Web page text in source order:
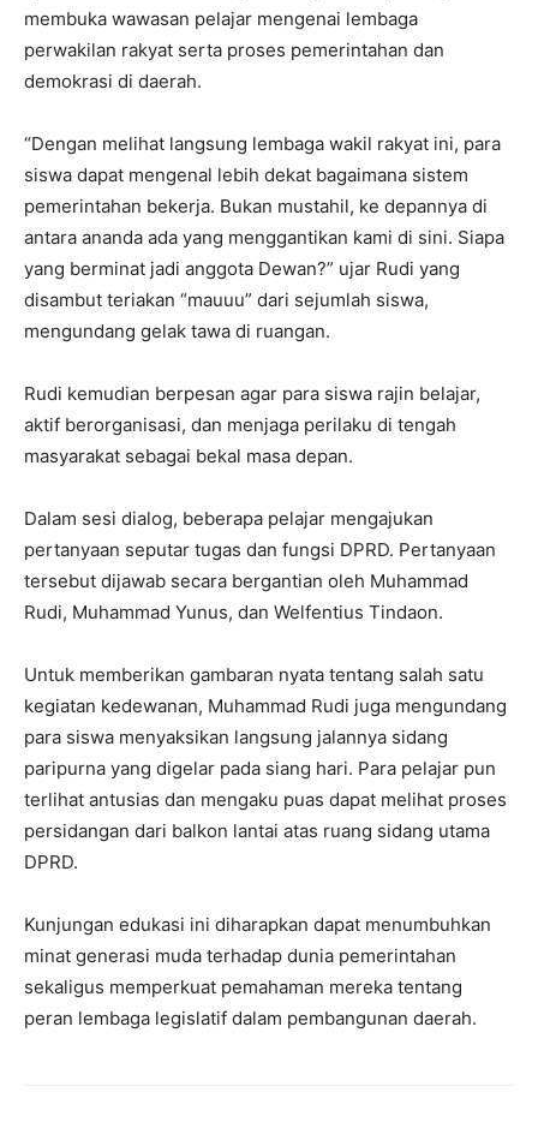
membuka wawasan pelajar mengenai lembaga
perwakilan rakyat serta proses pemerintahan dan
demokrasi di daerah.
“Dengan melihat langsung lembaga wakil rakyat ini, para
siswa dapat mengenal lebih dekat bagaimana sistem
pemerintahan bekerja. Bukan mustahil, ke depannya di
antara ananda ada yang menggantikan kami di sini. Siapa
yang berminat jadi anggota Dewan?” ujar Rudi yang
disambut teriakan “mauuu” dari sejumlah siswa,
mengundang gelak tawa di ruangan.
Rudi kemudian berpesan agar para siswa rajin belajar,
aktif berorganisasi, dan menjaga perilaku di tengah
masyarakat sebagai bekal masa depan.
Dalam sesi dialog, beberapa pelajar mengajukan
pertanyaan seputar tugas dan fungsi DPRD. Pertanyaan
tersebut dijawab secara bergantian oleh Muhammad
Rudi, Muhammad Yunus, dan Welfentius Tindaon.
Untuk memberikan gambaran nyata tentang salah satu
kegiatan kedewanan, Muhammad Rudi juga mengundang
para siswa menyaksikan langsung jalannya sidang
paripurna yang digelar pada siang hari. Para pelajar pun
terlihat antusias dan mengaku puas dapat melihat proses
persidangan dari balkon lantai atas ruang sidang utama
DPRD.
Kunjungan edukasi ini diharapkan dapat menumbuhkan
minat generasi muda terhadap dunia pemerintahan
sekaligus memperkuat pemahaman mereka tentang
peran lembaga legislatif dalam pembangunan daerah.